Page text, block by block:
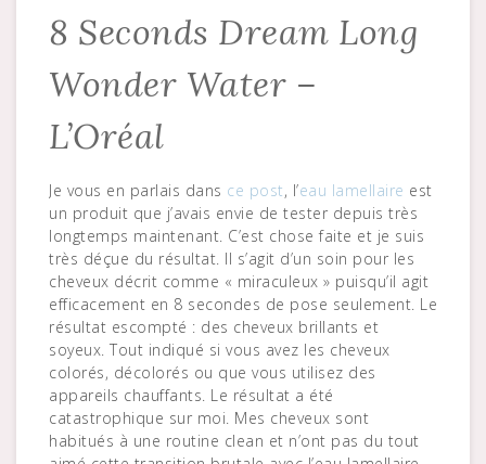
8 Seconds Dream Long
Wonder Water –
L’Oréal
Je vous en parlais dans ce post, l’eau lamellaire est
un produit que j’avais envie de tester depuis très
longtemps maintenant. C’est chose faite et je suis
très déçue du résultat. Il s’agit d’un soin pour les
cheveux décrit comme « miraculeux » puisqu’il agit
efficacement en 8 secondes de pose seulement. Le
résultat escompté : des cheveux brillants et
soyeux. Tout indiqué si vous avez les cheveux
colorés, décolorés ou que vous utilisez des
appareils chauffants. Le résultat a été
catastrophique sur moi. Mes cheveux sont
habitués à une routine clean et n’ont pas du tout